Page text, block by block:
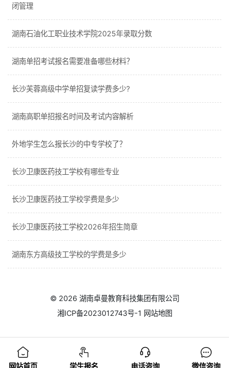
闭管理
湖南石油化工职业技术学院2025年录取分数
湖南单招考试报名需要准备哪些材料？
长沙芙蓉高级中学单招复读学费多少?
湖南高职单招报名时间及考试内容解析
外地学生怎么报长沙的中专学校了？
长沙卫康医药技工学校有哪些专业
长沙卫康医药技工学校学费是多少
长沙卫康医药技工学校2026年招生简章
湖南东方高级技工学校的学费是多少
© 2026 湖南卓曼教育科技集团有限公司
湘ICP备2023012743号-1 网站地图
网站首页 学生报名 电话咨询 微信咨询